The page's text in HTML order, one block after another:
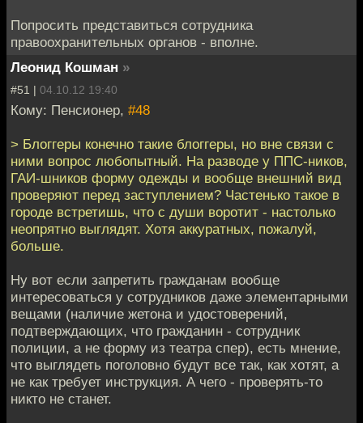
Попросить представиться сотрудника
правоохранительных органов - вполне.
Леонид Кошман »
#51 | 04.10.12 19:40
Кому: Пенсионер, #48
> Блоггеры конечно такие блоггеры, но вне связи с
ними вопрос любопытный. На разводе у ППС-ников,
ГАИ-шников форму одежды и вообще внешний вид
проверяют перед заступлением? Частенько такое в
городе встретишь, что с души воротит - настолько
неопрятно выглядят. Хотя аккуратных, пожалуй,
больше.
Ну вот если запретить гражданам вообще
интересоваться у сотрудников даже элементарными
вещами (наличие жетона и удостоверений,
подтверждающих, что гражданин - сотрудник
полиции, а не форму из театра спер), есть мнение,
что выглядеть поголовно будут все так, как хотят, а
не как требует инструкция. А чего - проверять-то
никто не станет.